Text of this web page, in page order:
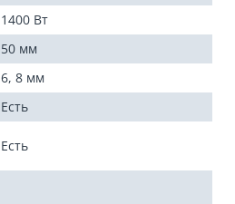
1400 Вт
50 мм
6, 8 мм
Есть
Есть